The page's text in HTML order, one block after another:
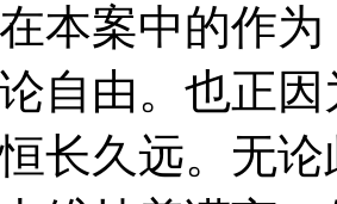
本案中的作
自由。也正
长久远。无